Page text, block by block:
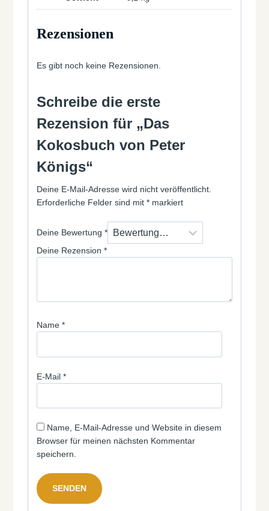
Rezensionen
Es gibt noch keine Rezensionen.
Schreibe die erste
Rezension für „Das
Kokosbuch von Peter
Königs“
Deine E-Mail-Adresse wird nicht veröffentlicht.
Erforderliche Felder sind mit* markiert
Deine Bewertung*
Deine Rezension*
Name*
E-Mail*
Name, E-Mail-Adresse und Website in diesem
Browser für meinen nächsten Kommentar
speichern.